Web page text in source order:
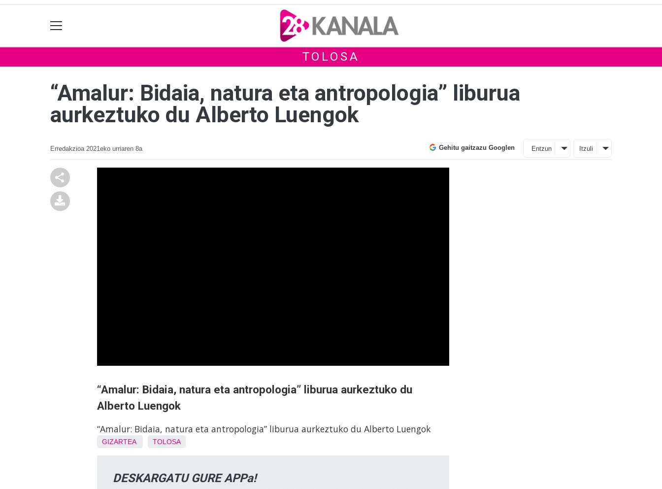
TOLOSA
“Amalur: Bidaia, natura eta antropologia” liburua
aurkeztuko du Alberto Luengok
Erredakzioa 2021eko urriaren 8a Gehitu gaitzazu Googlen Entzun Itzuli
“Amalur: Bidaia, natura eta antropologia” liburua aurkeztuko du
Alberto Luengok
“Amalur: Bidaia, natura eta antropologia” liburua aurkeztuko du Alberto Luengok
GIZARTEA TOLOSA
DESKARGATU GURE APPa!